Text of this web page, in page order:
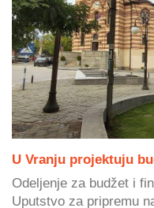
U Vranju projektuju
Odeljenje za budžet i
Uputstvo za pripremu